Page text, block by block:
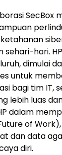
SecBox
sehari-hari.
dimulai
untuk
bagi tim IT,
lebih luas
dalam
of
dan data
diri.